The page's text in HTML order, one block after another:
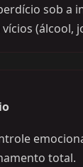
sob a
(álcool,
total.